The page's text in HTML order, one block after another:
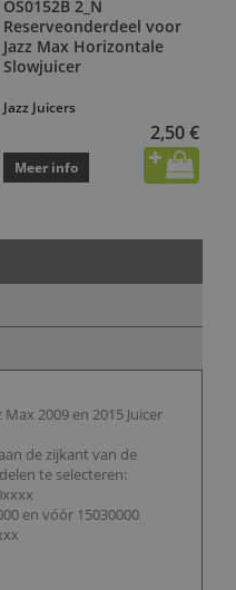
OS0152B 2_N
Reserveonderdeel voor
Jazz Max Horizontale
Slowjuicer
Jazz Juicers
2,50 €
Meer info
2009 en 2015 Juicer
de zijkant van de
te selecteren:
en vóór 15030000